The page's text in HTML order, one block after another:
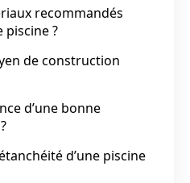
recommandés
?
de construction
d’une bonne
d’une piscine